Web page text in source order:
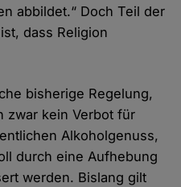
abbildet.“ Doch Teil der
dass Religion
bisherige Regelung,
zwar kein Verbot für
Alkoholgenuss,
durch eine Aufhebung
werden. Bislang gilt